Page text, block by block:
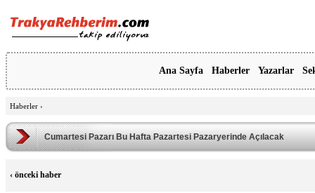
Ana Sayfa Haberler Yazarlar
Haberler ›
Cumartesi Pazarı Bu Hafta Pazartesi Pazaryerinde Açılacak
‹ önceki haber